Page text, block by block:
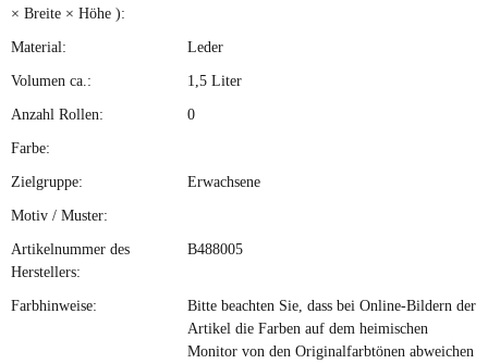
× Breite × Höhe ):
Material: Leder
Volumen ca.: 1,5 Liter
Anzahl Rollen: 0
Farbe:
Zielgruppe: Erwachsene
Motiv / Muster:
Artikelnummer des
Herstellers:
B488005
Farbhinweise:
Bitte beachten Sie, dass bei Online-Bildern der
Artikel die Farben auf dem heimischen
Monitor von den Originalfarbtönen abweichen